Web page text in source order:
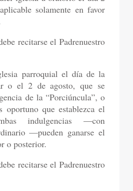
solamente en favor
recitarse el Padrenuestro
parroquial el día de la
o el 2 de agosto, que se
de la “Porciúncula”, o
oportuno que establezca el
indulgencias —con
—pueden ganarse el
o posterior.
recitarse el Padrenuestro